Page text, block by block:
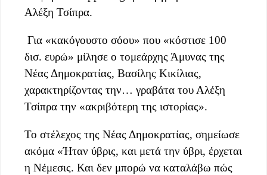
Αλέξη Τσίπρα.
Για «κακόγουστο σόου» που «κόστισε 100
δισ. ευρώ» μίλησε ο τομεάρχης Άμυνας της
Νέας Δημοκρατίας, Βασίλης Κικίλιας,
χαρακτηρίζοντας την… γραβάτα του Αλέξη
Τσίπρα την «ακριβότερη της ιστορίας».
Το στέλεχος της Νέας Δημοκρατίας, σημείωσε
ακόμα «Ήταν ύβρις, και μετά την ύβρι, έρχεται
η Νέμεσις. Και δεν μπορώ να καταλάβω πώς